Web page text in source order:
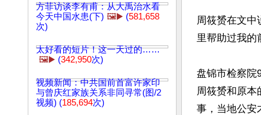
方菲访谈李有甫：从大禹治水看
今天中国水患(下) 🖼️▶️ (581,658
次)
太好看的短片！这一天过的……
🖼️▶️ (342,950次)
视频新闻：中共国前首富许家印
与曾庆红家族关系非同寻常(图/2
视频) (185,694次)
周筱赟在文中
里帮助过我的
盘锦市检察院
周筱赟和原
事，当地公安